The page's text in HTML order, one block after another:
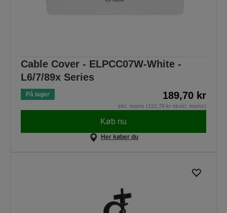
Cable Cover - ELPCC07W-White -
L6/7/89x Series
På lager 189,70 kr
inkl. moms (151,76 kr ekskl. moms)
Køb nu
Her køber du